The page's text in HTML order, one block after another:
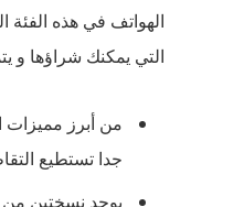
الهواتف في هذه الفئة
التي يمكنك شراؤها و يتميز هاتف
جدا تستطيع
يوجد نسختين من الهاتف نسخة 16 جيجا مساحة